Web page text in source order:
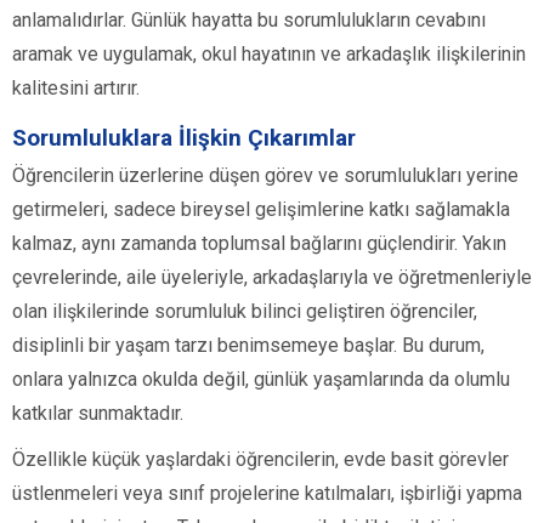
anlamalıdırlar. Günlük hayatta bu sorumlulukların cevabını
aramak ve uygulamak, okul hayatının ve arkadaşlık ilişkilerinin
kalitesini artırır.
Sorumluluklara İlişkin Çıkarımlar
Öğrencilerin üzerlerine düşen görev ve sorumlulukları yerine
getirmeleri, sadece bireysel gelişimlerine katkı sağlamakla
kalmaz, aynı zamanda toplumsal bağlarını güçlendirir. Yakın
çevrelerinde, aile üyeleriyle, arkadaşlarıyla ve öğretmenleriyle
olan ilişkilerinde sorumluluk bilinci geliştiren öğrenciler,
disiplinli bir yaşam tarzı benimsemeye başlar. Bu durum,
onlara yalnızca okulda değil, günlük yaşamlarında da olumlu
katkılar sunmaktadır.
Özellikle küçük yaşlardaki öğrencilerin, evde basit görevler
üstlenmeleri veya sınıf projelerine katılmaları, işbirliği yapma